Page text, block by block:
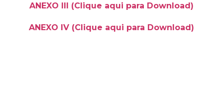
ANEXO III (Clique aqui para Download)
ANEXO IV (Clique aqui para Download)